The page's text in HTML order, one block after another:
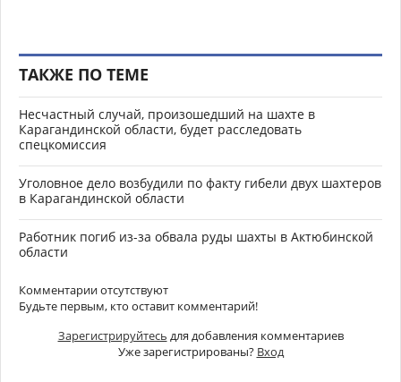
ТАКЖЕ ПО ТЕМЕ
Несчастный случай, произошедший на шахте в
Карагандинской области, будет расследовать
спецкомиссия
Уголовное дело возбудили по факту гибели двух шахтеров
в Карагандинской области
Работник погиб из-за обвала руды шахты в Актюбинской
области
Комментарии отсутствуют
Будьте первым, кто оставит комментарий!
Зарегистрируйтесь для добавления комментариев
Уже зарегистрированы? Вход